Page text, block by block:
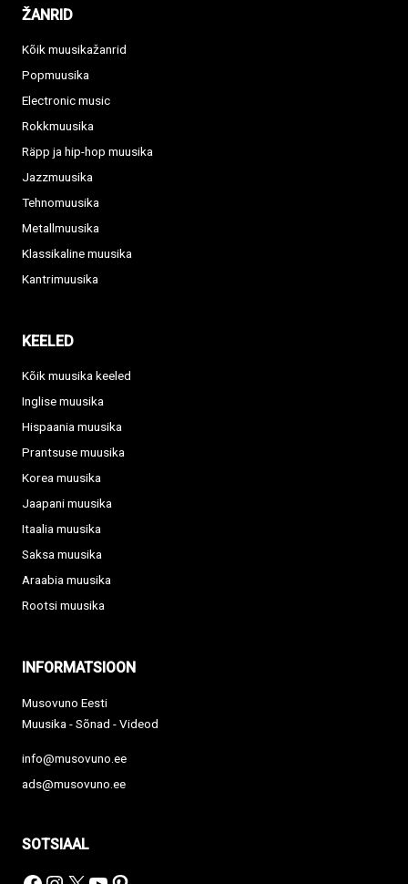
ŽANRID
Kõik muusikažanrid
Popmuusika
Electronic music
Rokkmuusika
Räpp ja hip-hop muusika
Jazzmuusika
Tehnomuusika
Metallmuusika
Klassikaline muusika
Kantrimuusika
KEELED
Kõik muusika keeled
Inglise muusika
Hispaania muusika
Prantsuse muusika
Korea muusika
Jaapani muusika
Itaalia muusika
Saksa muusika
Araabia muusika
Rootsi muusika
INFORMATSIOON
Musovuno Eesti
Muusika - Sõnad - Videod
info@musovuno.ee
ads@musovuno.ee
SOTSIAAL